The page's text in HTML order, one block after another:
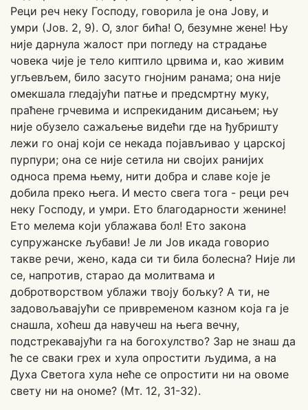
Реци реч неку Господу, говорила је она Јову, и
умри (Јов. 2, 9). О, злог бића! О, безумне жене! Њу
није дарнула жалост при погледу на страдање
човека чије је тело киптило црвима и, као живим
угљевљем, било засуто гнојним ранама; она није
омекшала гледајући патње и предсмртну муку,
праћене грчевима и испрекиданим дисањем; њу
није обузело сажаљење видећи где на ђубришту
лежи го онај који се некада појављивао у царској
пурпури; она се није сетила ни својих ранијих
односа према њему, нити добра и славе које је
добила преко њега. И место свега тога - реци реч
неку Господу, и умри. Ето благодарности женине!
Ето мелема који ублажава бол! Ето закона
супружанске љубави! Је ли Јов икада говорио
такве речи, жено, када си ти била болесна? Није ли
се, напротив, старао да молитвама и
добротворством ублажи твоју бољку? А ти, не
задовољавајући се привременом казном која га је
снашла, хоћеш да навучеш на њега вечну,
подстрекавајући га на богохулство? Зар не знаш да
ће се сваки грех и хула опростити људима, а на
Духа Светога хула неће се опростити ни на овоме
свету ни на ономе? (Мт. 12, 31-32).